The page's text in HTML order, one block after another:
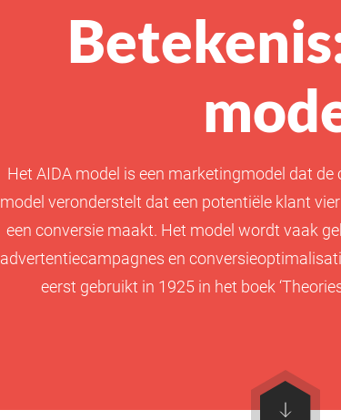
Het AIDA model is een marketingmodel dat
model veronderstelt dat een potentiële klant
een conversie maakt. Het model wordt vaak
advertentiecampagnes en
eerst gebruikt in 1925 in het boek